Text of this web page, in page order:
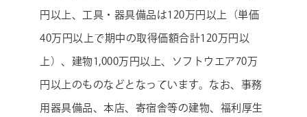
円以上、工具・器具備品は120万円以上（単価
40万円以上で期中の取得価額合計120万円以
上）、建物1,000万円以上、ソフトウエア70万
円以上のものなどとなっています。なお、事務
用器具備品、本店、寄宿舎等の建物、福利厚生